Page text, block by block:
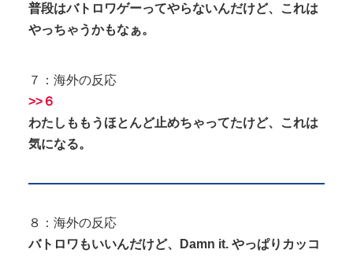
普段はバトロワゲーってやらないんだけど、これは
やっちゃうかもなぁ。
７：海外の反応
>>６
わたしももうほとんど止めちゃってたけど、これは
気になる。
８：海外の反応
バトロワもいいんだけど、Damn it. やっぱりカッコ